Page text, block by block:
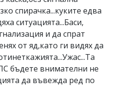
спирачка...куките едва
ситуацията...Баси,
и да спрат
от яд,като ги видях да
бъдете внимателни не
да въвежда ред по